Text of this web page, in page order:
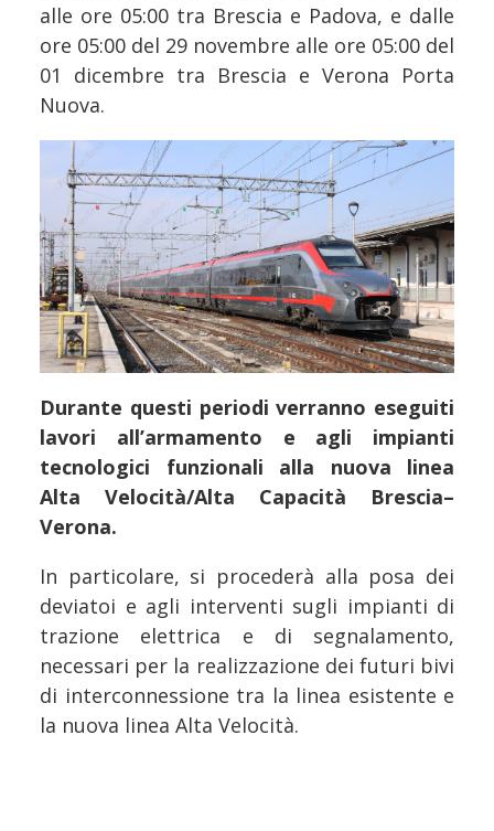
alle ore 05:00 tra Brescia e Padova, e dalle
ore 05:00 del 29 novembre alle ore 05:00 del
01 dicembre tra Brescia e Verona Porta
Nuova.
Durante questi periodi verranno eseguiti
lavori all’armamento e agli impianti
tecnologici funzionali alla nuova linea
Alta Velocità/Alta Capacità Brescia–
Verona.
In particolare, si procederà alla posa dei
deviatoi e agli interventi sugli impianti di
trazione elettrica e di segnalamento,
necessari per la realizzazione dei futuri bivi
di interconnessione tra la linea esistente e
la nuova linea Alta Velocità.